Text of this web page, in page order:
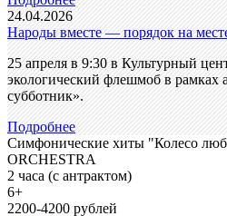
24.04.2026
Народы вместе — порядок на
25 апреля в 9:30 в Культурный
экологический флешмоб в
субботник».
Подробнее
Симфонические хиты "Колесо
ORCHESTRA
2 часа (с антрактом)
6+
2200-4200 рублей